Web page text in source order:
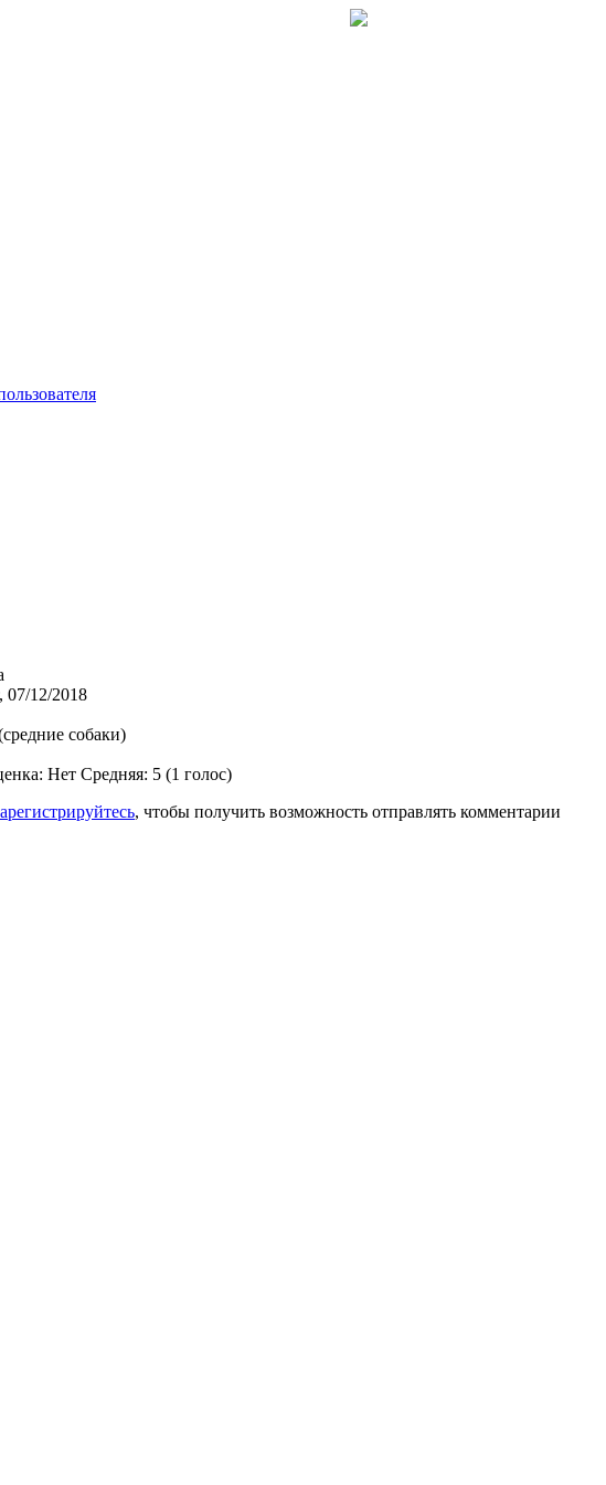
07/12/2018
собаки)
Нет Средняя: 5 (1 голос)
, чтобы получить возможность отправлять комментарии